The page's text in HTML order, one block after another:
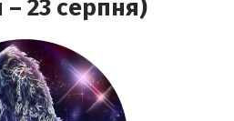
23 серпня)